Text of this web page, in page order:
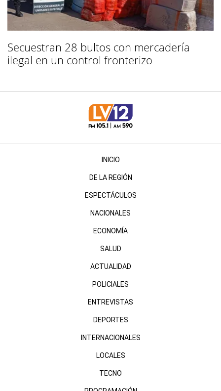
Secuestran 28 bultos con mercadería
ilegal en un control fronterizo
INICIO
DE LA REGIÓN
ESPECTÁCULOS
NACIONALES
ECONOMÍA
SALUD
ACTUALIDAD
POLICIALES
ENTREVISTAS
DEPORTES
INTERNACIONALES
LOCALES
TECNO